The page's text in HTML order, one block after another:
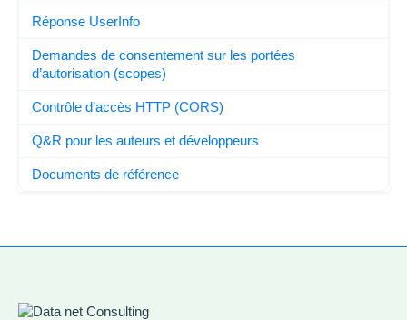
Réponse UserInfo
Demandes de consentement sur les portées
d’autorisation (scopes)
Contrôle d’accès HTTP (CORS)
Q&R pour les auteurs et développeurs
Documents de référence